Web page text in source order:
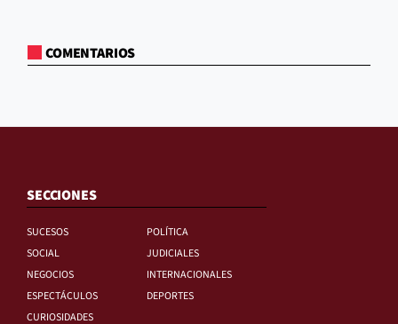
COMENTARIOS
SECCIONES
SUCESOS
POLÍTICA
SOCIAL
JUDICIALES
NEGOCIOS
INTERNACIONALES
ESPECTÁCULOS
DEPORTES
CURIOSIDADES